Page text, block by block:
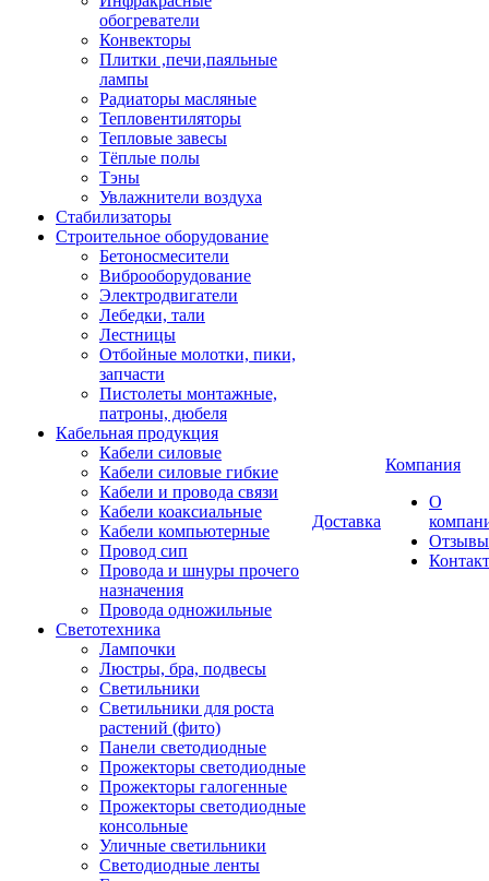
обогреватели
Конвекторы
Плитки ,печи,паяльные
лампы
Радиаторы масляные
Тепловентиляторы
Тепловые завесы
Тёплые полы
Тэны
Увлажнители воздуха
Стабилизаторы
Строительное оборудование
Бетоносмесители
Виброоборудование
Электродвигатели
Лебедки, тали
Лестницы
Отбойные молотки, пики,
запчасти
Пистолеты монтажные,
патроны, дюбеля
Кабельная продукция
Кабели силовые
Кабели силовые гибкие
Кабели и провода связи
Кабели коаксиальные
Кабели компьютерные
Провод сип
Провода и шнуры прочего
назначения
Провода одножильные
Светотехника
Лампочки
Люстры, бра, подвесы
Светильники
Светильники для роста
растений (фито)
Панели светодиодные
Прожекторы светодиодные
Прожекторы галогенные
Прожекторы светодиодные
консольные
Уличные светильники
Светодиодные ленты
Доставка
Компания
О
Отзывы